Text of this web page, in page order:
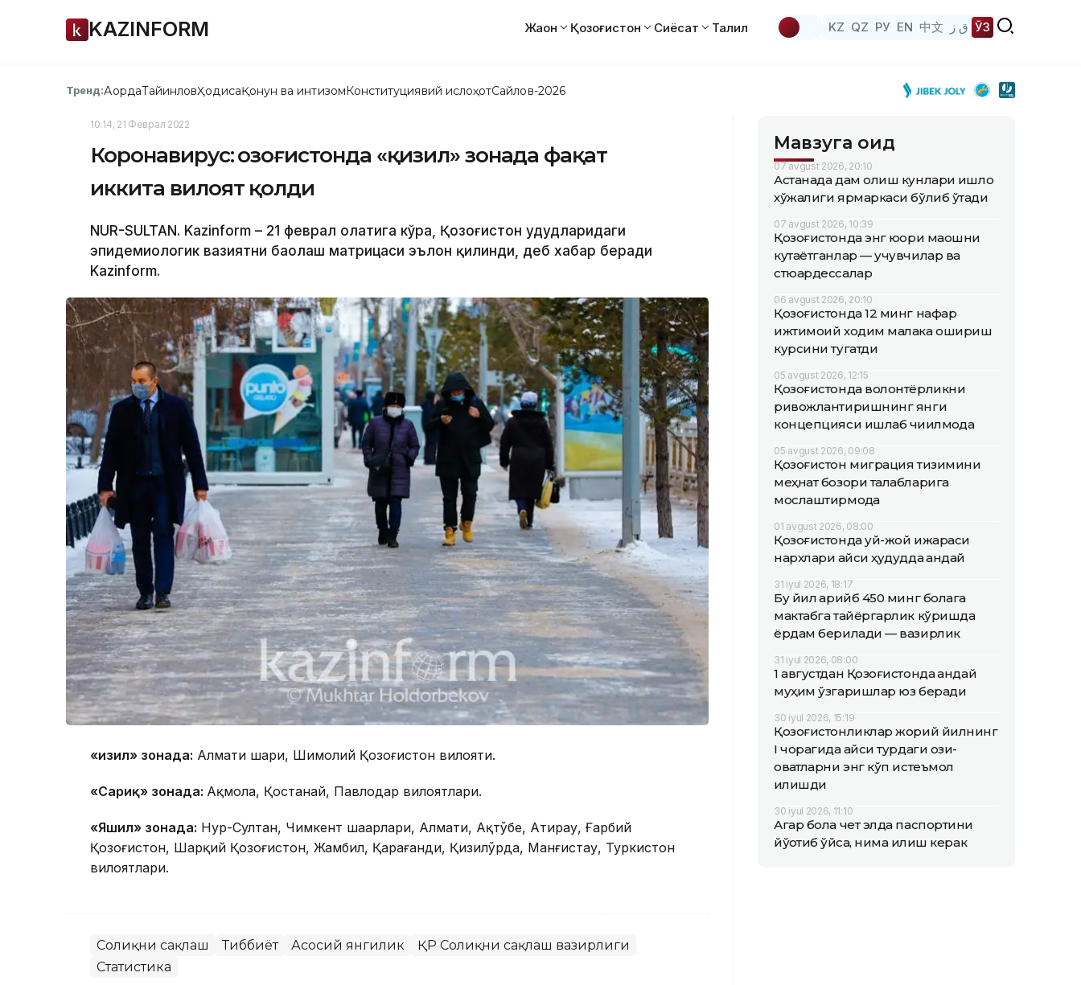
KAZINFORM Жаҳон Қозоғистон Сиёсат Таҳлил KZ QZ РУ EN 中文 ق ز ЎЗ
Тренд:АқордаТайинловҲодисаҚонун ва интизомКонституциявий ислоҳотСайлов-2026
10:14, 21 Феврал 2022
Коронавирус: Қозоғистонда «қизил» зонада фақат
иккита вилоят қолди
NUR-SULTAN. Kazinform – 21 феврал ҳолатига кўра, Қозоғистон ҳудудларидаги
эпидемиологик вазиятни баҳолаш матрицаси эълон қилинди, деб хабар беради
Kazinform.
«Қизил» зонада: Алмати шаҳри, Шимолий Қозоғистон вилояти.
«Сариқ» зонада: Ақмола, Қостанай, Павлодар вилоятлари.
«Яшил» зонада: Нур-Султан, Чимкент шаҳарлари, Алмати, Ақтўбе, Атирау, Ғарбий
Қозоғистон, Шарқий Қозоғистон, Жамбил, Қарағанди, Қизилўрда, Манғистау, Туркистон
вилоятлари.
Соғлиқни сақлаш Тиббиёт Асосий янгилик
ҚР Соғлиқни сақлаш вазирлиги
Статистика
Мавзуга оид
07 avgust 2026, 20:10
Астанада дам олиш кунлари қишлоқ
хўжалиги ярмаркаси бўлиб ўтади
07 avgust 2026, 10:39
Қозоғистонда энг юқори маошни
кутаётганлар — учувчилар ва
стюардессалар
06 avgust 2026, 20:10
Қозоғистонда 12 минг нафар
ижтимоий ходим малака ошириш
курсини тугатди
05 avgust 2026, 12:15
Қозоғистонда волонтёрликни
ривожлантиришнинг янги
концепцияси ишлаб чиқилмоқда
05 avgust 2026, 09:08
Қозоғистон миграция тизимини
меҳнат бозори талабларига
мослаштирмоқда
01 avgust 2026, 08:00
Қозоғистонда уй-жой ижараси
нархлари қайси ҳудудда қандай
31 iyul 2026, 18:17
Бу йил қарийб 450 минг болага
мактабга тайёргарлик кўришда
ёрдам берилади — вазирлик
31 iyul 2026, 08:00
1 августдан Қозоғистонда қандай
муҳим ўзгаришлар юз беради
30 iyul 2026, 15:19
Қозоғистонликлар жорий йилнинг
I чорагида қайси турдаги озиқ-
овқатларни энг кўп истеъмол
қилишди
30 iyul 2026, 11:10
Агар бола чет элда паспортини
йўқотиб қўйса, нима қилиш керак